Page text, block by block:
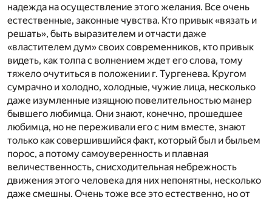
надежда на осуществление этого желания. Все очень
естественные, законные чувства. Кто привык «вязать и
решать», быть выразителем и отчасти даже
«властителем дум» своих современников, кто привык
видеть, как толпа с волнением ждет его слова, тому
тяжело очутиться в положении г. Тургенева. Кругом
сумрачно и холодно, холодные, чужие лица, несколько
даже изумленные изящною повелительностью манер
бывшего любимца. Они знают, конечно, прошедшее
любимца, но не переживали его с ним вместе, знают
только как совершившийся факт, который был и быльем
порос, а потому самоуверенность и плавная
величественность, снисходительная небрежность
движения этого человека для них непонятны, несколько
даже смешны. Очень тоже все это естественно, но от